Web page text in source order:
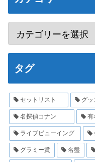
タグ
セットリスト グッ
名探偵コナン 有
ライブビューイング
グラミー賞 名盤